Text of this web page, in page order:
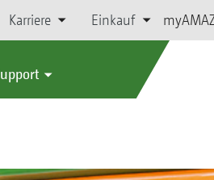
Karriere Einkauf